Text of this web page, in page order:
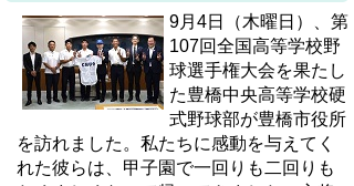
9月4日（木曜日）、第
107回全国高等学校野
球選手権大会を果たし
た豊橋中央高等学校硬
式野球部が豊橋市役所
を訪れました。私たちに感動を与えてく
れた彼らは、甲子園で一回りも二回りも